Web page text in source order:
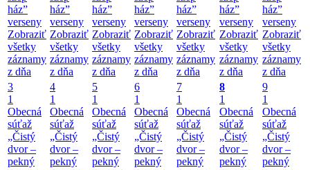
ház”
verseny
Zobraziť
všetky
záznamy
z dňa
ház”
verseny
Zobraziť
všetky
záznamy
z dňa
ház”
verseny
Zobraziť
všetky
záznamy
z dňa
ház”
verseny
Zobraziť
všetky
záznamy
z dňa
ház”
verseny
Zobraziť
všetky
záznamy
z dňa
ház”
verseny
Zobraziť
všetky
záznamy
z dňa
ház”
verseny
Zobraziť
všetky
záznamy
z dňa
3
1
Obecná
súťaž
„Čistý
dvor –
pekný
4
1
Obecná
súťaž
„Čistý
dvor –
pekný
5
1
Obecná
súťaž
„Čistý
dvor –
pekný
6
1
Obecná
súťaž
„Čistý
dvor –
pekný
7
1
Obecná
súťaž
„Čistý
dvor –
pekný
8
1
Obecná
súťaž
„Čistý
dvor –
pekný
9
1
Obecná
súťaž
„Čistý
dvor –
pekný